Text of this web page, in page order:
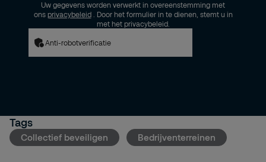
Uw gegevens worden verwerkt in overeenstemming met
ons privacybeleid
. Door het formulier in te dienen, stemt u in
met het privacybeleid.
Anti-robotverificatie
Tags
Collectief beveiligen Bedrijventerreinen